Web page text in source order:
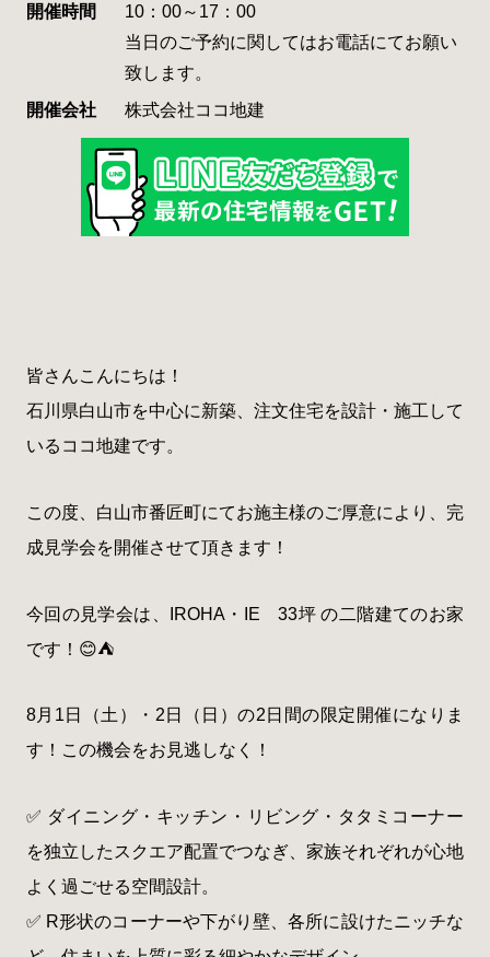
開催時間
10：00～17：00
当日のご予約に関してはお電話にてお願い
致します。
開催会社
株式会社ココ地建
皆さんこんにちは！
石川県白山市を中心に新築、注文住宅を設計・施工して
いるココ地建です。
この度、白山市番匠町にてお施主様のご厚意により、完
成見学会を開催させて頂きます！
今回の見学会は、IROHA・IE 33坪 の二階建てのお家
です！😊⛺
8月1日（土）・2日（日）の2日間の限定開催になりま
す！この機会をお見逃しなく！
✅ ダイニング・キッチン・リビング・タタミコーナー
を独立したスクエア配置でつなぎ、家族それぞれが心地
よく過ごせる空間設計。
✅ R形状のコーナーや下がり壁、各所に設けたニッチな